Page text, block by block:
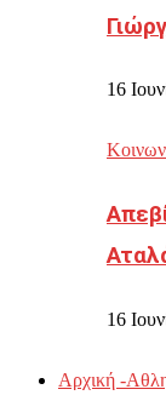
16
16
Αρχική -